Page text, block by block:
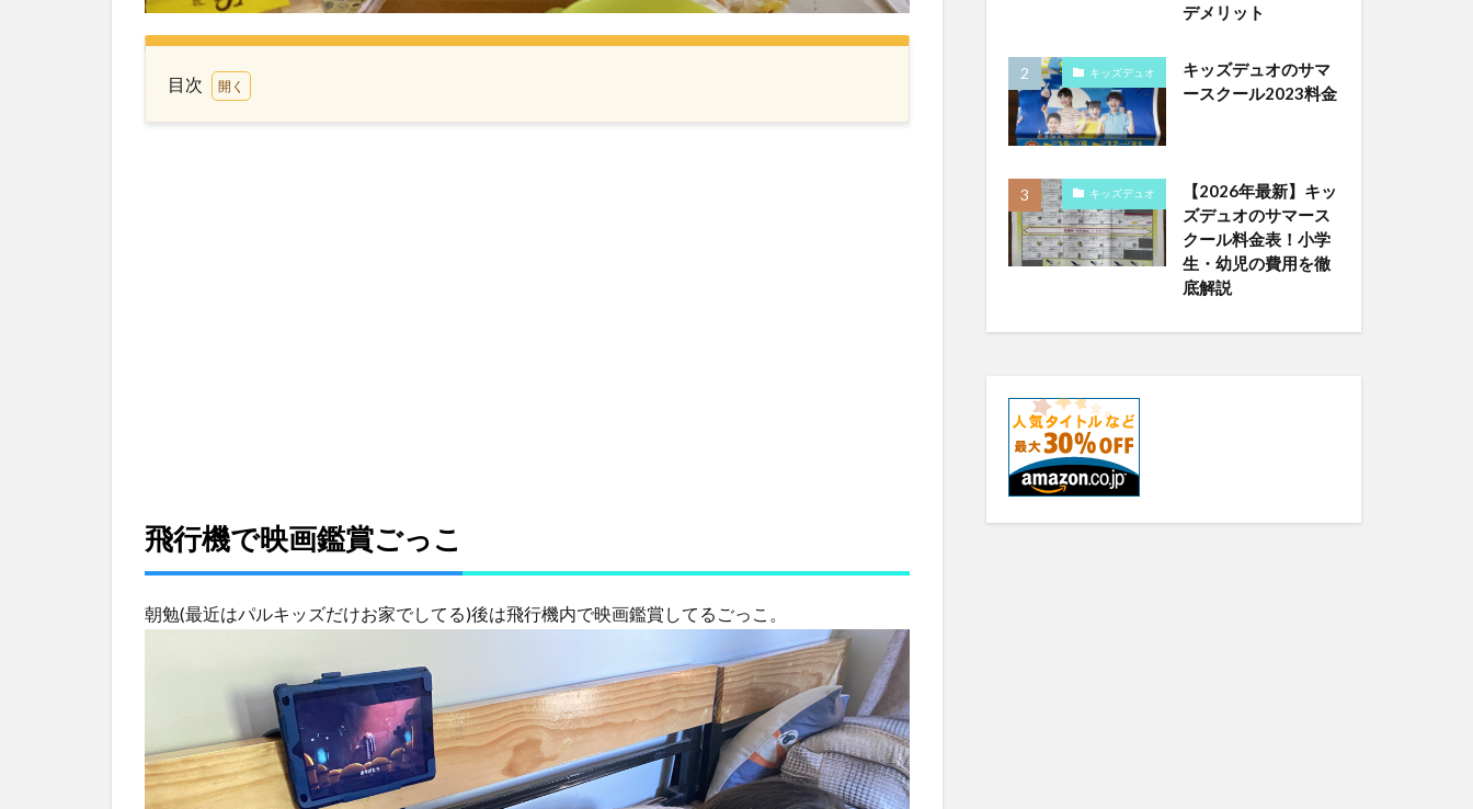
目次
が
大
変
粘
お
昼
ご
飛行機で映画鑑賞ごっこ
朝勉(最近はパルキッズだけお家でしてる)後は飛行機内で映画鑑賞してるごっこ。
デメリット
キッズデュオ
キッズデュオのサマ
ースクール2023料金
キッズデュオ
【2026年最新】キッ
ズデュオのサマース
クール料金表！小学
生・幼児の費用を徹
底解説